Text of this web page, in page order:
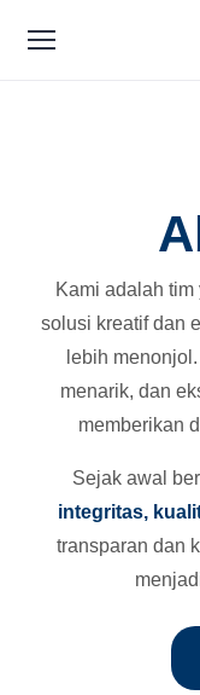
Kami adalah
solusi kreatif dan
lebih
menarik, dan
memberikan
Sejak awal
integritas,
transparan dan